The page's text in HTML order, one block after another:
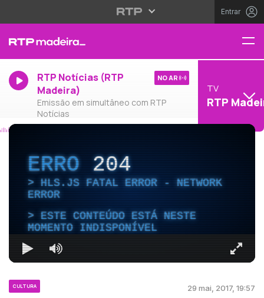
Entrar
RTP Notícias (RTP
Madeira)
Emissão em simultâneo com RTP
Notícias
NO AR
TV
RTP
ERRO204
HLS.JS FATAL ERROR - NETWORK
ERROR
ESTE CONTEÚDO ESTÁ NESTE
MOMENTO INDISPONÍVEL
CULTURA 29 mai, 2017, 19:57